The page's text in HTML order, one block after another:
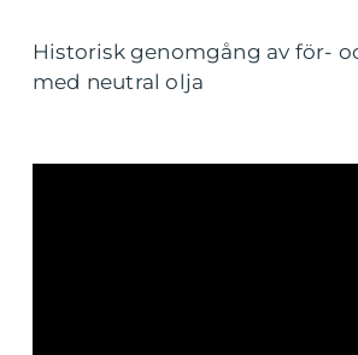
Historisk genomgång av för-
med neutral olja